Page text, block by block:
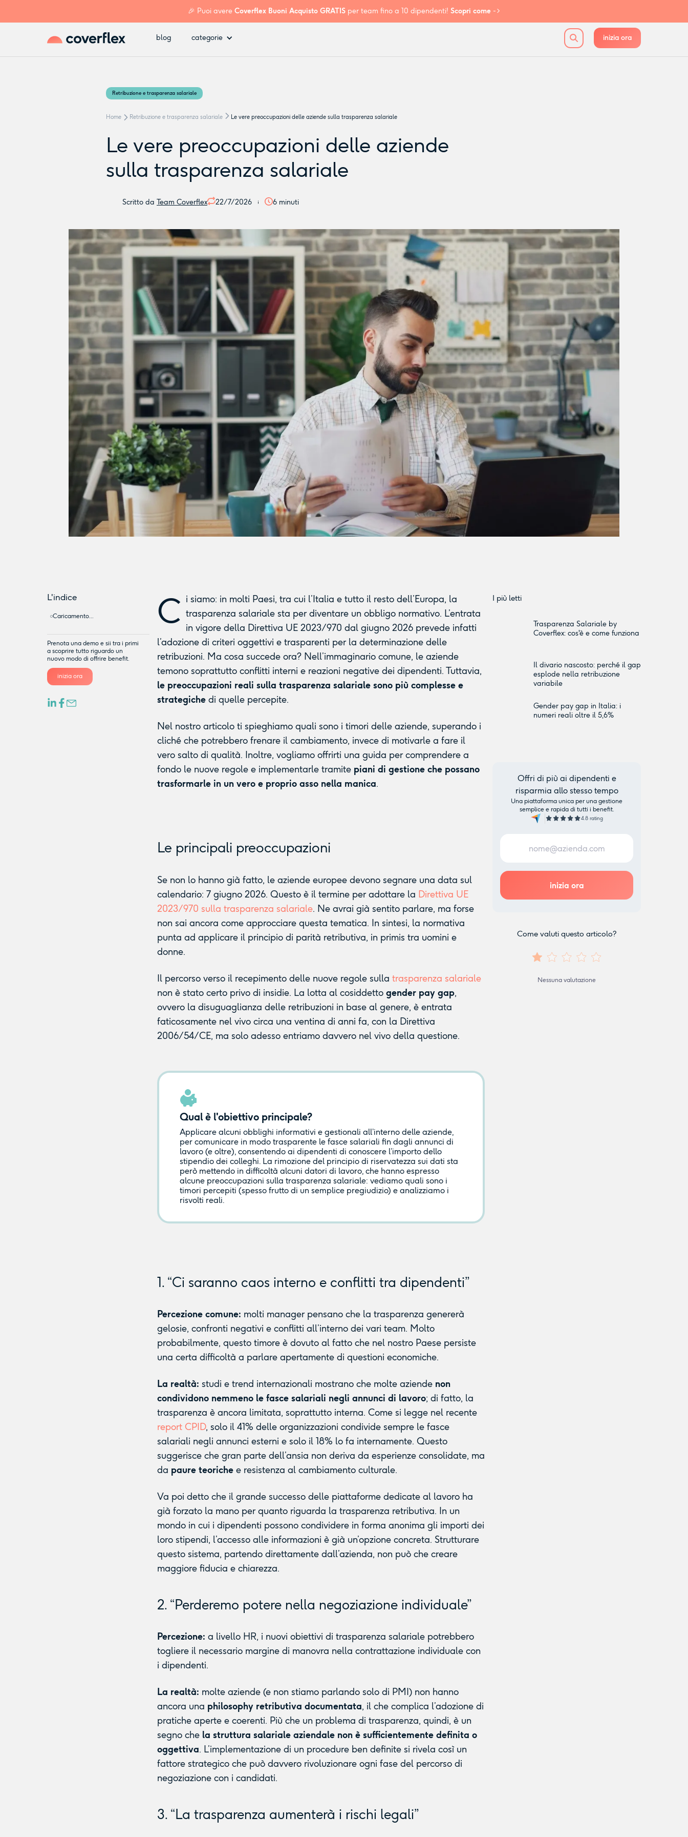
🎉 Puoi avereCoverflex Buoni Acquisto GRATISper team fino a 10 dipendenti! Scopri come->
blog categorie inizia ora
Retribuzione e trasparenza salariale
Home Retribuzione e trasparenza salariale Le vere preoccupazioni delle aziende sulla trasparenza salariale
Le vere preoccupazioni delle aziende
sulla trasparenza salariale
Scritto da Team Coverflex 22/7/2026 6 minuti
L'indice
Caricamento...
Prenota una demo e sii tra i primi
a scoprire tutto riguardo un
nuovo modo di offrire benefit.
inizia ora
C i siamo: in molti Paesi, tra cui l’Italia e tutto il resto dell’Europa, la
trasparenza salariale sta per diventare un obbligo normativo. L’entrata
in vigore della Direttiva UE 2023/970 dal giugno 2026 prevede infatti
l’adozione di criteri oggettivi e trasparenti per la determinazione delle
retribuzioni. Ma cosa succede ora? Nell’immaginario comune, le aziende
temono soprattutto conflitti interni e reazioni negative dei dipendenti. Tuttavia,
le preoccupazioni reali sulla trasparenza salariale sono più complesse e
strategiche di quelle percepite.
Nel nostro articolo ti spieghiamo quali sono i timori delle aziende, superando i
cliché che potrebbero frenare il cambiamento, invece di motivarle a fare il
vero salto di qualità. Inoltre, vogliamo offrirti una guida per comprendere a
fondo le nuove regole e implementarle tramite piani di gestione che possano
trasformarle in un vero e proprio asso nella manica.
Le principali preoccupazioni
Se non lo hanno già fatto, le aziende europee devono segnare una data sul
calendario: 7 giugno 2026. Questo è il termine per adottare la Direttiva UE
2023/970 sulla trasparenza salariale. Ne avrai già sentito parlare, ma forse
non sai ancora come approcciare questa tematica. In sintesi, la normativa
punta ad applicare il principio di parità retributiva, in primis tra uomini e
donne.
Il percorso verso il recepimento delle nuove regole sulla trasparenza salariale
non è stato certo privo di insidie. La lotta al cosiddetto gender pay gap,
ovvero la disuguaglianza delle retribuzioni in base al genere, è entrata
faticosamente nel vivo circa una ventina di anni fa, con la Direttiva
2006/54/CE, ma solo adesso entriamo davvero nel vivo della questione.
Qual è l'obiettivo principale?
Applicare alcuni obblighi informativi e gestionali all’interno delle aziende,
per comunicare in modo trasparente le fasce salariali fin dagli annunci di
lavoro (e oltre), consentendo ai dipendenti di conoscere l’importo dello
stipendio dei colleghi. La rimozione del principio di riservatezza sui dati sta
però mettendo in difficoltà alcuni datori di lavoro, che hanno espresso
alcune preoccupazioni sulla trasparenza salariale: vediamo quali sono i
timori percepiti (spesso frutto di un semplice pregiudizio) e analizziamo i
risvolti reali.
1. “Ci saranno caos interno e conflitti tra dipendenti”
Percezione comune: molti manager pensano che la trasparenza genererà
gelosie, confronti negativi e conflitti all’interno dei vari team. Molto
probabilmente, questo timore è dovuto al fatto che nel nostro Paese persiste
una certa difficoltà a parlare apertamente di questioni economiche.
La realtà: studi e trend internazionali mostrano che molte aziende non
condividono nemmeno le fasce salariali negli annunci di lavoro; di fatto, la
trasparenza è ancora limitata, soprattutto interna. Come si legge nel recente
report CPID, solo il 41% delle organizzazioni condivide sempre le fasce
salariali negli annunci esterni e solo il 18% lo fa internamente. Questo
suggerisce che gran parte dell’ansia non deriva da esperienze consolidate, ma
da paure teoriche e resistenza al cambiamento culturale.
Va poi detto che il grande successo delle piattaforme dedicate al lavoro ha
già forzato la mano per quanto riguarda la trasparenza retributiva. In un
mondo in cui i dipendenti possono condividere in forma anonima gli importi dei
loro stipendi, l’accesso alle informazioni è già un’opzione concreta. Strutturare
questo sistema, partendo direttamente dall’azienda, non può che creare
maggiore fiducia e chiarezza.
2. “Perderemo potere nella negoziazione individuale”
Percezione: a livello HR, i nuovi obiettivi di trasparenza salariale potrebbero
togliere il necessario margine di manovra nella contrattazione individuale con
i dipendenti.
La realtà: molte aziende (e non stiamo parlando solo di PMI) non hanno
ancora una philosophy retributiva documentata, il che complica l’adozione di
pratiche aperte e coerenti. Più che un problema di trasparenza, quindi, è un
segno che la struttura salariale aziendale non è sufficientemente definita o
oggettiva. L’implementazione di un procedure ben definite si rivela così un
fattore strategico che può davvero rivoluzionare ogni fase del percorso di
negoziazione con i candidati.
3. “La trasparenza aumenterà i rischi legali”
I più letti
Trasparenza Salariale by
Coverflex: cos'è e come funziona
Il divario nascosto: perché il gap
esplode nella retribuzione
variabile
Gender pay gap in Italia: i
numeri reali oltre il 5,6%
Offri di più ai dipendenti e
risparmia allo stesso tempo
Una piattaforma unica per una gestione
semplice e rapida di tutti i benefit.
4.8 rating
Come valuti questo articolo?
Nessuna valutazione